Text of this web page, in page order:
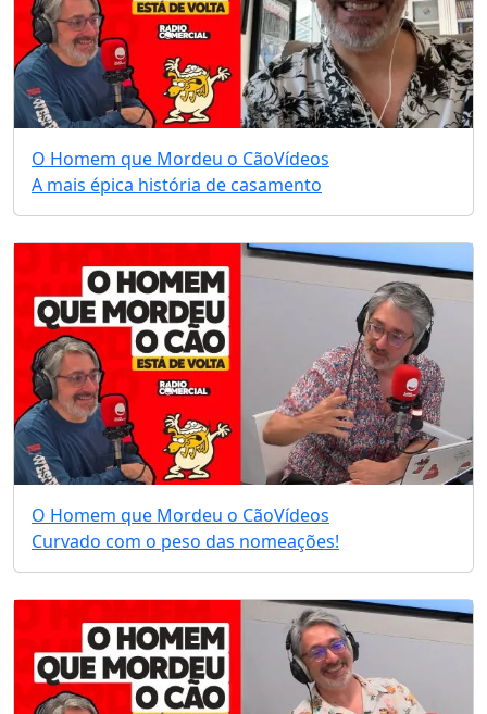
O Homem que Mordeu o CãoVídeos
A mais épica história de casamento
O Homem que Mordeu o CãoVídeos
Curvado com o peso das nomeações!